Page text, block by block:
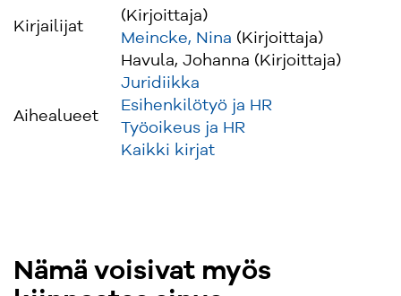
työntekijän ja työnantajan velvollisuudet
työsuhteen aikana tai miten toimia työsuhteen
päättämistilanteessa.
Teoksen avulla on mahdollista välttää usein
kalliiksi tulevat menettelyvirheet vaikkapa
yhteistoimintamenettelyssä. Se soveltuu hyvin
toimii hyvin myös oppikirjana.
Kirjailijat
(Kirjoittaja)
Meincke, Nina (Kirjoittaja)
Havula, Johanna (Kirjoittaja)
Aihealueet
Juridiikka
Esihenkilötyö ja HR
Työoikeus ja HR
Kaikki kirjat
Nämä voisivat myös